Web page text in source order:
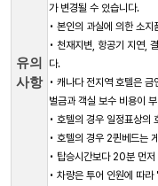
유의
사항
가 변경될 수 있습니다.
• 본인의 과실에 의한 소
• 천재지변, 항공기 지연,
다.
• 캐나다 전지역 호텔은
벌금과 객실 보수 비용이
• 호텔의 경우 일정표상의
• 호텔의 경우 2퀸베드는
• 탑승시간보다 20분 먼
• 차량은 투어 인원에 따라